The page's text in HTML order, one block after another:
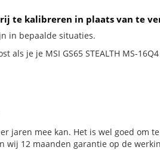
te kalibreren in plaats van te
in bepaalde situaties.
je je MSI GS65 STEALTH MS-
jaren mee kan. Het is wel goed om
12 maanden garantie op de